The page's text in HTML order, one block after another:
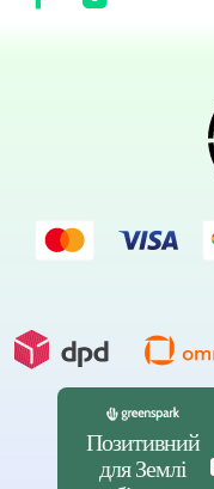
Позитивний
для Землі